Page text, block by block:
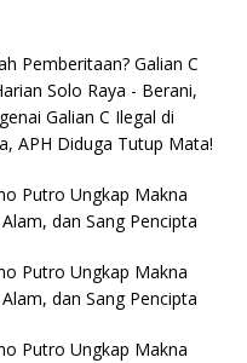
Pemberitaan? Galian C
Solo Raya - Berani,
Galian C Ilegal di
APH Diduga Tutup Mata!
Putro Ungkap Makna
dan Sang Pencipta
Putro Ungkap Makna
dan Sang Pencipta
Putro Ungkap Makna